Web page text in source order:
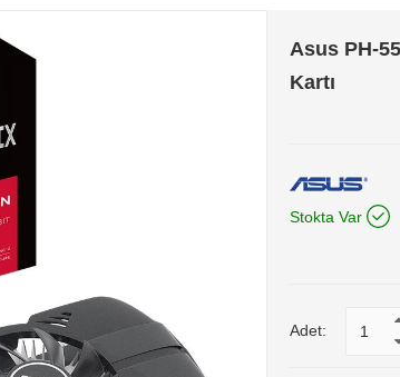
Asus PH-
Kartı
Stokta Var
Adet: